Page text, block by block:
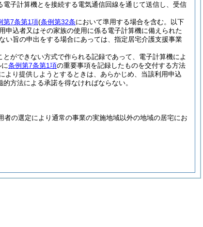
子計算機とを接続する電気通信回線を通じて送信し、受信
第7条第1項(条例第32条において準用する場合を含む。以下
申込者又はその家族の使用に係る電子計算機に備えられた
い旨の申出をする場合にあっては、指定居宅介護支援事業
ができない方式で作られる記録であって、電子計算機によ
条例第7条第1項の重要事項を記録したものを交付する方法
より提供しようとするときは、あらかじめ、当該利用申込
方法による承諾を得なければならない。
者の選定により通常の事業の実施地域以外の地域の居宅にお